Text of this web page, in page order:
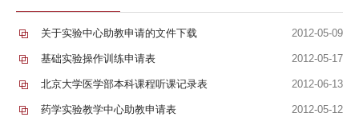
2012-05-09
关于实验中心助教申请的文件下载
2012-05-17
基础实验操作训练申请表
2012-06-13
北京大学医学部本科课程听课记录表
2012-05-12
药学实验教学中心助教申请表